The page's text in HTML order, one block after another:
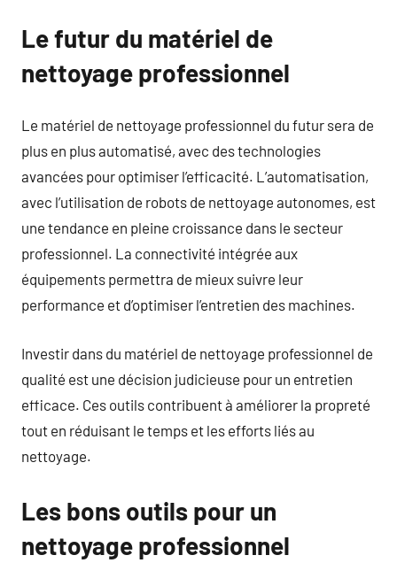
Le futur du matériel de
nettoyage professionnel
Le matériel de nettoyage professionnel du futur sera de
plus en plus automatisé, avec des technologies
avancées pour optimiser l’efficacité. L’automatisation,
avec l’utilisation de robots de nettoyage autonomes, est
une tendance en pleine croissance dans le secteur
professionnel. La connectivité intégrée aux
équipements permettra de mieux suivre leur
performance et d’optimiser l’entretien des machines.
Investir dans du matériel de nettoyage professionnel de
qualité est une décision judicieuse pour un entretien
efficace. Ces outils contribuent à améliorer la propreté
tout en réduisant le temps et les efforts liés au
nettoyage.
Les bons outils pour un
nettoyage professionnel